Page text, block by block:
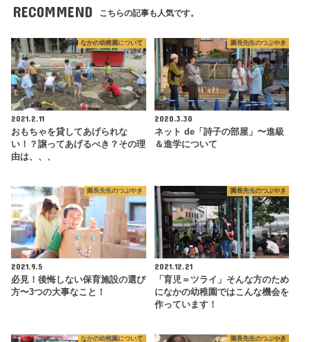
RECOMMEND こちらの記事も人気です。
なかの幼稚園について
2021.2.11
おもちゃを貸してあげられな
い！？譲ってあげるべき？その理
由は、、、
園長先生のつぶやき
2020.3.30
ネット de「詩子の部屋」〜進級
＆進学について
園長先生のつぶやき
2021.9.5
必見！後悔しない保育施設の選び
方〜3つの大事なこと！
園長先生のつぶやき
2021.12.21
「育児＝ツライ」そんな方のため
になかの幼稚園ではこんな機会を
作っています！
なかの幼稚園について 園長先生のつぶやき